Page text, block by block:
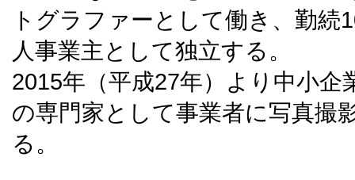
トグラファーとして働き、勤続
人事業主として独立する。
2015年（平成27年）より中小
の専門家として事業者に写真撮
る。